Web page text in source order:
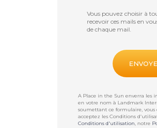
Vous pouvez choisir à
recevoir ces mails en
de chaque mail.
A Place in the Sun enverra les
en votre nom à Landmark
soumettant ce formulaire, vous
acceptez les Conditions
Conditions d'utilisation, notre